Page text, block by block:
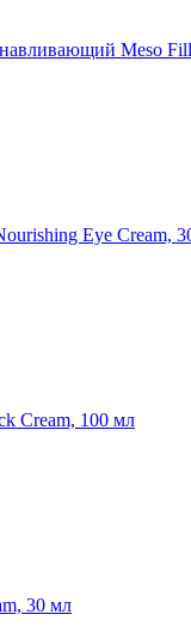
Meso
Eye Cream,
Cream, 100 мл
30 мл